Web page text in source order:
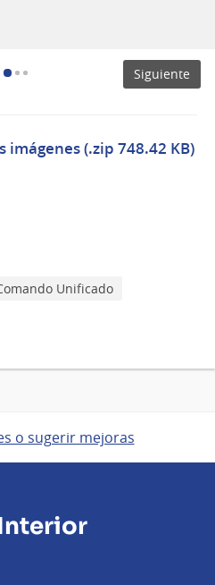
Siguiente
imágenes (.zip 748.42 KB)
Unificado
o sugerir mejoras